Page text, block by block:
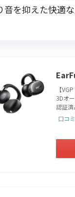
音を抑えた快適
【
3Dオ
認証済
口コ